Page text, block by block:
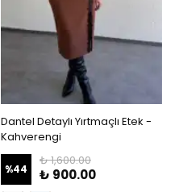
Dantel Detaylı Yırtmaçlı Etek -
Kahverengi
%44
₺ 1,600.00
₺ 900.00